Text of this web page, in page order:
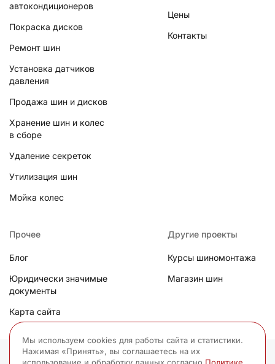
автокондиционеров
Покраска дисков
Ремонт шин
Установка датчиков
давления
Продажа шин и дисков
Хранение шин и колес
в сборе
Удаление секреток
Утилизация шин
Мойка колес
Цены
Контакты
Прочее
Блог
Юридически значимые
документы
Карта сайта
Другие проекты
Курсы шиномонтажа
Магазин шин
© 2006-2026ИП Сицинский В.Г. «Все права защищены, любое
Мы используем cookies для работы сайта и статистики.
Нажимая «Принять», вы соглашаетесь на их